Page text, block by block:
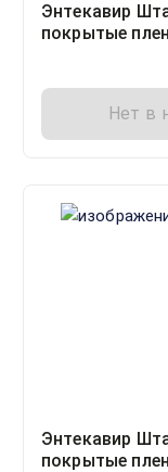
Энтекавир
покрытые
Нет в
Энтекавир
покрытые